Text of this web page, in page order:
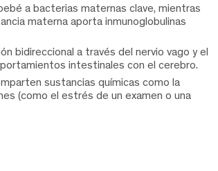
a bacterias maternas clave, mientras
materna aporta inmunoglobulinas
bidireccional a través del nervio vago y el
intestinales con el cerebro.
sustancias químicas como la
(como el estrés de un examen o una